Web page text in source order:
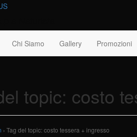
Chi Siamo Gallery Promozioni
topic: costo
› Tag del topic: costo tessera + ingresso